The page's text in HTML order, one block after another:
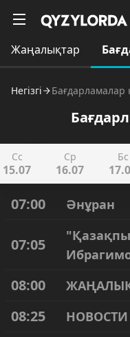
Жаңалықтар
Негізгі Бағдарламалар
Сс
15.07
Ср
16.07
Бс
07:00 Әнұран
07:05
08:00
08:25 НОВОСТИ